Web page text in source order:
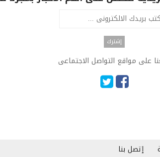
على مواقع التواصل الاجتماعى
إتصل بنا